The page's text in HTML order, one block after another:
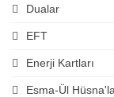
Dualar
EFT
Enerji Kartları
Esma-Ül